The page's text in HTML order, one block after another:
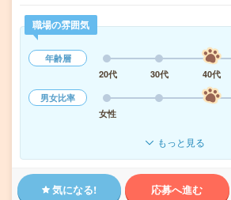
職場の雰囲気
年齢層
20代
30代 40代
男女比率
女性
もっと見る
気になる! 応募へ進む